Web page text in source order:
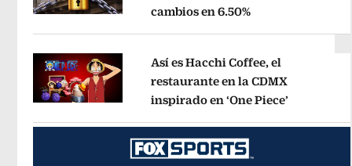
cambios en 6.50%Opens in new
Así es Hacchi Coffee, el
restaurante en la CDMX
inspirado en ‘One Piece’